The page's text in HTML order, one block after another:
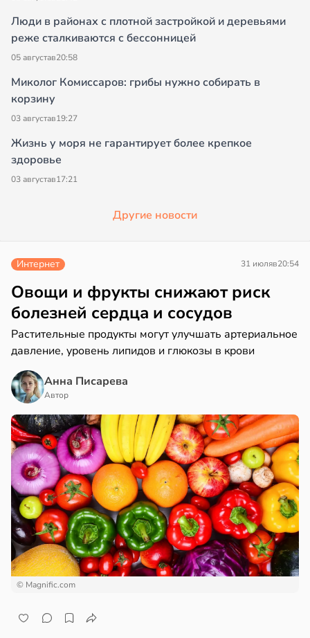
Люди в районах с плотной застройкой и деревьями
реже сталкиваются с бессонницей
05 августав20:58
Миколог Комиссаров: грибы нужно собирать в
корзину
03 августав19:27
Жизнь у моря не гарантирует более крепкое
здоровье
03 августав17:21
Другие новости
Интернет 31 июляв20:54
Овощи и фрукты снижают риск
болезней сердца и сосудов
Растительные продукты могут улучшать артериальное
давление, уровень липидов и глюкозы в крови
Анна Писарева
Автор
© Magnific.com